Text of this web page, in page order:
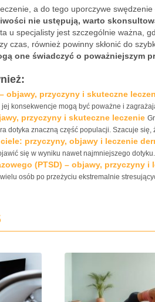
a do tego uporczywe
nie ustępują, warto
u specjalisty jest szczególnie ważna,
czas, również powinny skłonić do
one świadczyć o poważniejszym
objawy, przyczyny i skuteczne
jej konsekwencje mogą być poważne i
przyczyny i skuteczne leczenie
dotyka znaczną część populacji. Szacuje się,
przyczyny, objawy i leczenie
się w wyniku nawet najmniejszego
(PTSD) – objawy, przyczyny i
osób po przeżyciu ekstremalnie